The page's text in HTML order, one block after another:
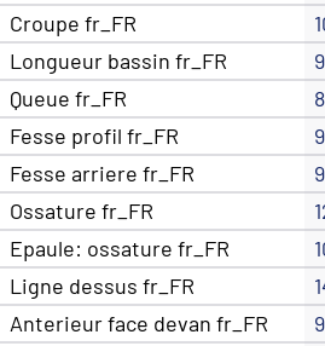
Croupe fr_FR
Longueur bassin fr_FR
Queue fr_FR
Fesse profil fr_FR
Fesse arriere fr_FR
Ossature fr_FR
Epaule: ossature fr_FR
Ligne dessus fr_FR
Anterieur face devan fr_FR